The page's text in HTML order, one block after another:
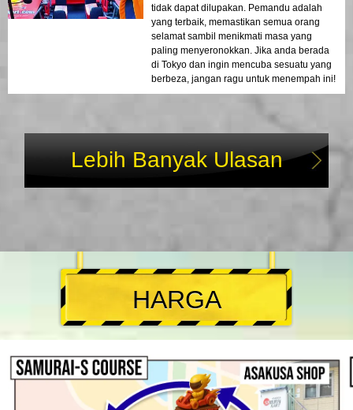
tidak dapat dilupakan. Pemandu adalah
yang terbaik, memastikan semua orang
selamat sambil menikmati masa yang
paling menyeronokkan. Jika anda berada
di Tokyo dan ingin mencuba sesuatu yang
berbeza, jangan ragu untuk menempah ini!
Lebih Banyak Ulasan
HARGA